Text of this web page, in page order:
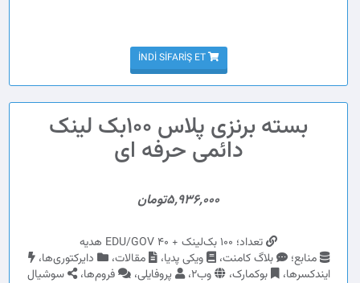
İNDI SIFARIŞ ET
بسته برنزی پلاس 100بک لینک
دائمی حرفه ای
5,936,000تومان
تعداد؛ 100 بک‌لینک + 40 EDU/GOV هدیه
منابع؛
بلاگ کامنت، ویکی پدیا، مقالات،
دایرکتوری‌ها،
ایندکسرها،
بوکمارک، وب2، پروفایلی، فروم‌ها،
سوشیال